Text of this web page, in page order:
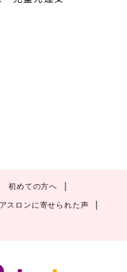
初めての方へ
アスロンに寄せられた声